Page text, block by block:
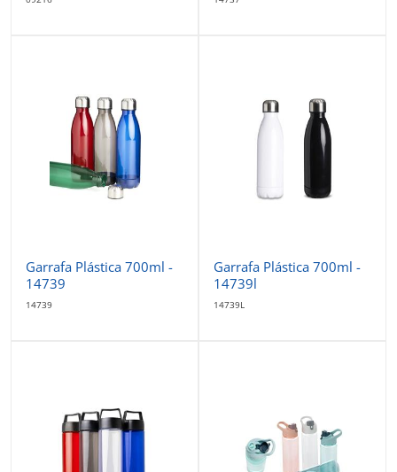
Garrafa Plástica 700ml -
14739
14739
Garrafa Plástica 700ml -
14739l
14739L